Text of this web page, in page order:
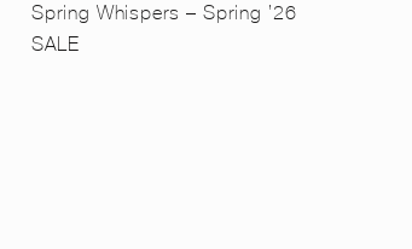
Spring Whispers – Spring ’26
SALE